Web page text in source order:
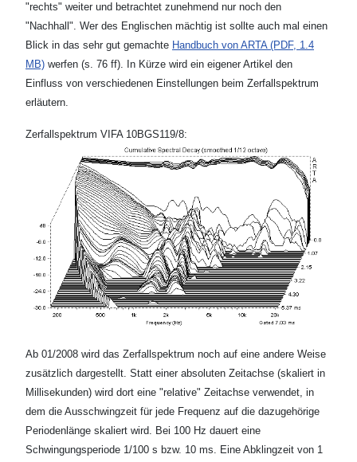
"rechts" weiter und betrachtet zunehmend nur noch den
"Nachhall". Wer des Englischen mächtig ist sollte auch mal einen
Blick in das sehr gut gemachte Handbuch von ARTA (PDF, 1.4
MB) werfen (s. 76 ff). In Kürze wird ein eigener Artikel den
Einfluss von verschiedenen Einstellungen beim Zerfallspektrum
erläutern.
Zerfallspektrum VIFA 10BGS119/8:
Ab 01/2008 wird das Zerfallspektrum noch auf eine andere Weise
zusätzlich dargestellt. Statt einer absoluten Zeitachse (skaliert in
Millisekunden) wird dort eine "relative" Zeitachse verwendet, in
dem die Ausschwingzeit für jede Frequenz auf die dazugehörige
Periodenlänge skaliert wird. Bei 100 Hz dauert eine
Schwingungsperiode 1/100 s bzw. 10 ms. Eine Abklingzeit von 1